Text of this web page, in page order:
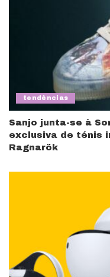
tendências
Sanjo junta-se à
exclusiva de ténis
Ragnarök